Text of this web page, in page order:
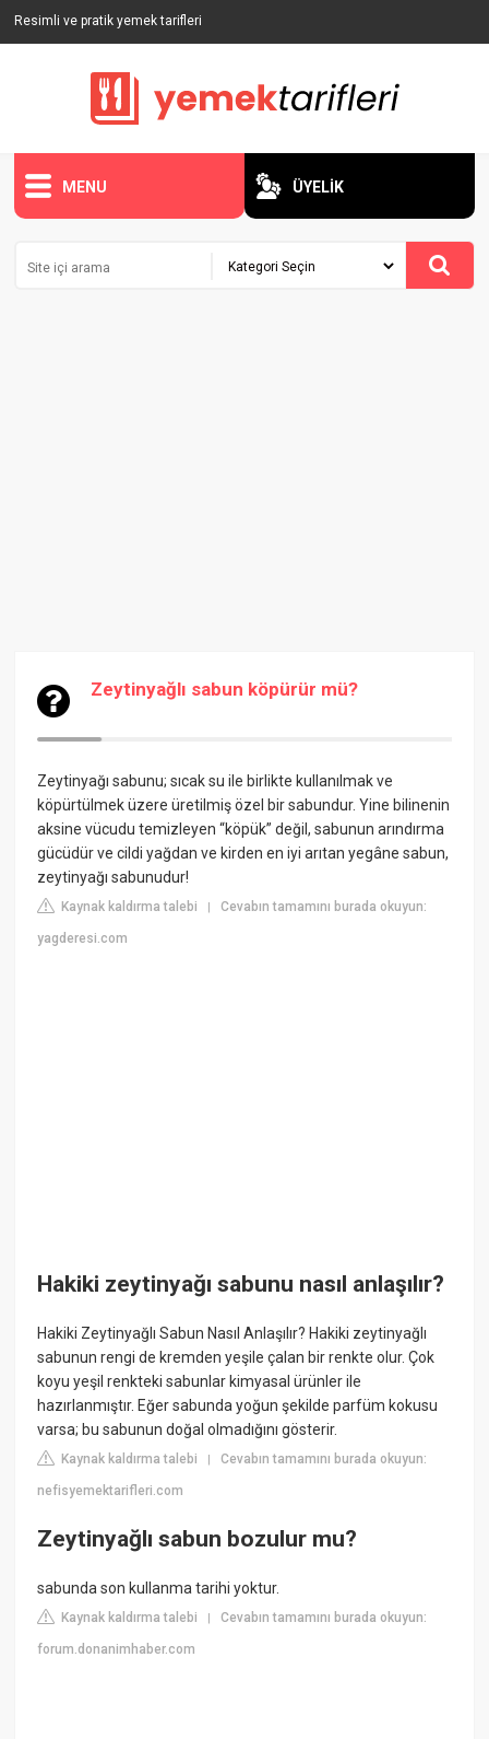
Resimli ve pratik yemek tarifleri
MENU ÜYELİK
Zeytinyağlı sabun köpürür mü?
Zeytinyağı sabunu; sıcak su ile birlikte kullanılmak ve
köpürtülmek üzere üretilmiş özel bir sabundur. Yine bilinenin
aksine vücudu temizleyen “köpük” değil, sabunun arındırma
gücüdür ve cildi yağdan ve kirden en iyi arıtan yegâne sabun,
zeytinyağı sabunudur!
Kaynak kaldırma talebi |Cevabın tamamını burada okuyun:
yagderesi.com
Hakiki zeytinyağı sabunu nasıl anlaşılır?
Hakiki Zeytinyağlı Sabun Nasıl Anlaşılır? Hakiki zeytinyağlı
sabunun rengi de kremden yeşile çalan bir renkte olur. Çok
koyu yeşil renkteki sabunlar kimyasal ürünler ile
hazırlanmıştır. Eğer sabunda yoğun şekilde parfüm kokusu
varsa; bu sabunun doğal olmadığını gösterir.
Kaynak kaldırma talebi |Cevabın tamamını burada okuyun:
nefisyemektarifleri.com
Zeytinyağlı sabun bozulur mu?
sabunda son kullanma tarihi yoktur.
Kaynak kaldırma talebi |Cevabın tamamını burada okuyun:
forum.donanimhaber.com